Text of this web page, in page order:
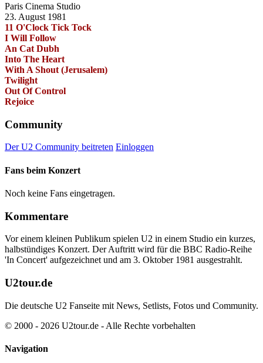
Paris Cinema Studio
23. August 1981
11 O'Clock Tick Tock
I Will Follow
An Cat Dubh
Into The Heart
With A Shout (Jerusalem)
Twilight
Out Of Control
Rejoice
Community
Der U2 Community beitreten Einloggen
Fans beim Konzert
Noch keine Fans eingetragen.
Kommentare
Vor einem kleinen Publikum spielen U2 in einem Studio ein kurzes,
halbstündiges Konzert. Der Auftritt wird für die BBC Radio-Reihe
'In Concert' aufgezeichnet und am 3. Oktober 1981 ausgestrahlt.
U2tour.de
Die deutsche U2 Fanseite mit News, Setlists, Fotos und Community.
© 2000 - 2026 U2tour.de - Alle Rechte vorbehalten
Navigation